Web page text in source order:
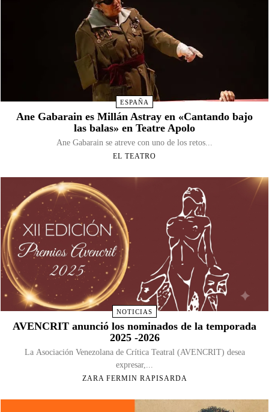
ESPAÑA
Ane Gabarain es Millán Astray en «Cantando bajo
las balas» en Teatre Apolo
Ane Gabarain se atreve con uno de los retos...
EL TEATRO
NOTICIAS
AVENCRIT anunció los nominados de la temporada
2025 -2026
La Asociación Venezolana de Crítica Teatral (AVENCRIT) desea
expresar,...
ZARA FERMIN RAPISARDA